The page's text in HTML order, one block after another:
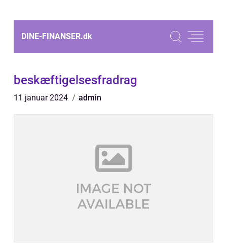
DINE-FINANSER.dk
beskæftigelsesfradrag
11 januar 2024 admin